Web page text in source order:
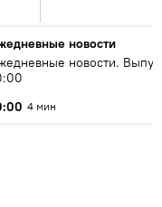
новости
новости.
4 мин